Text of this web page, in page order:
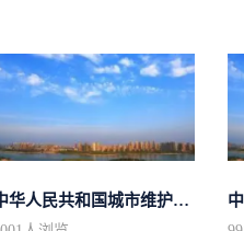
中华人民共和国城市维护建设税法